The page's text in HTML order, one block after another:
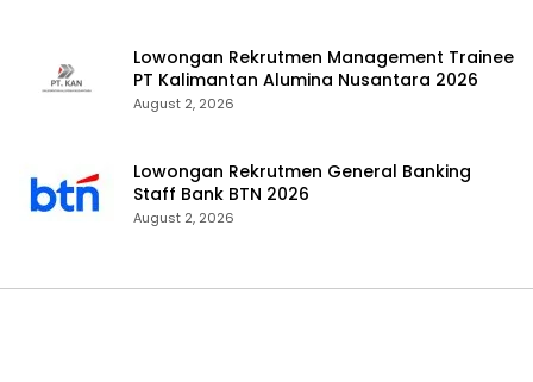
Lowongan Rekrutmen Management Trainee
PT Kalimantan Alumina Nusantara 2026
August 2, 2026
Lowongan Rekrutmen General Banking
Staff Bank BTN 2026
August 2, 2026